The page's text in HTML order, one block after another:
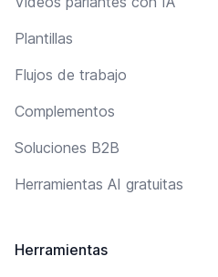
Plantillas
Flujos de trabajo
Complementos
Soluciones B2B
Herramientas AI gratuitas
Herramientas